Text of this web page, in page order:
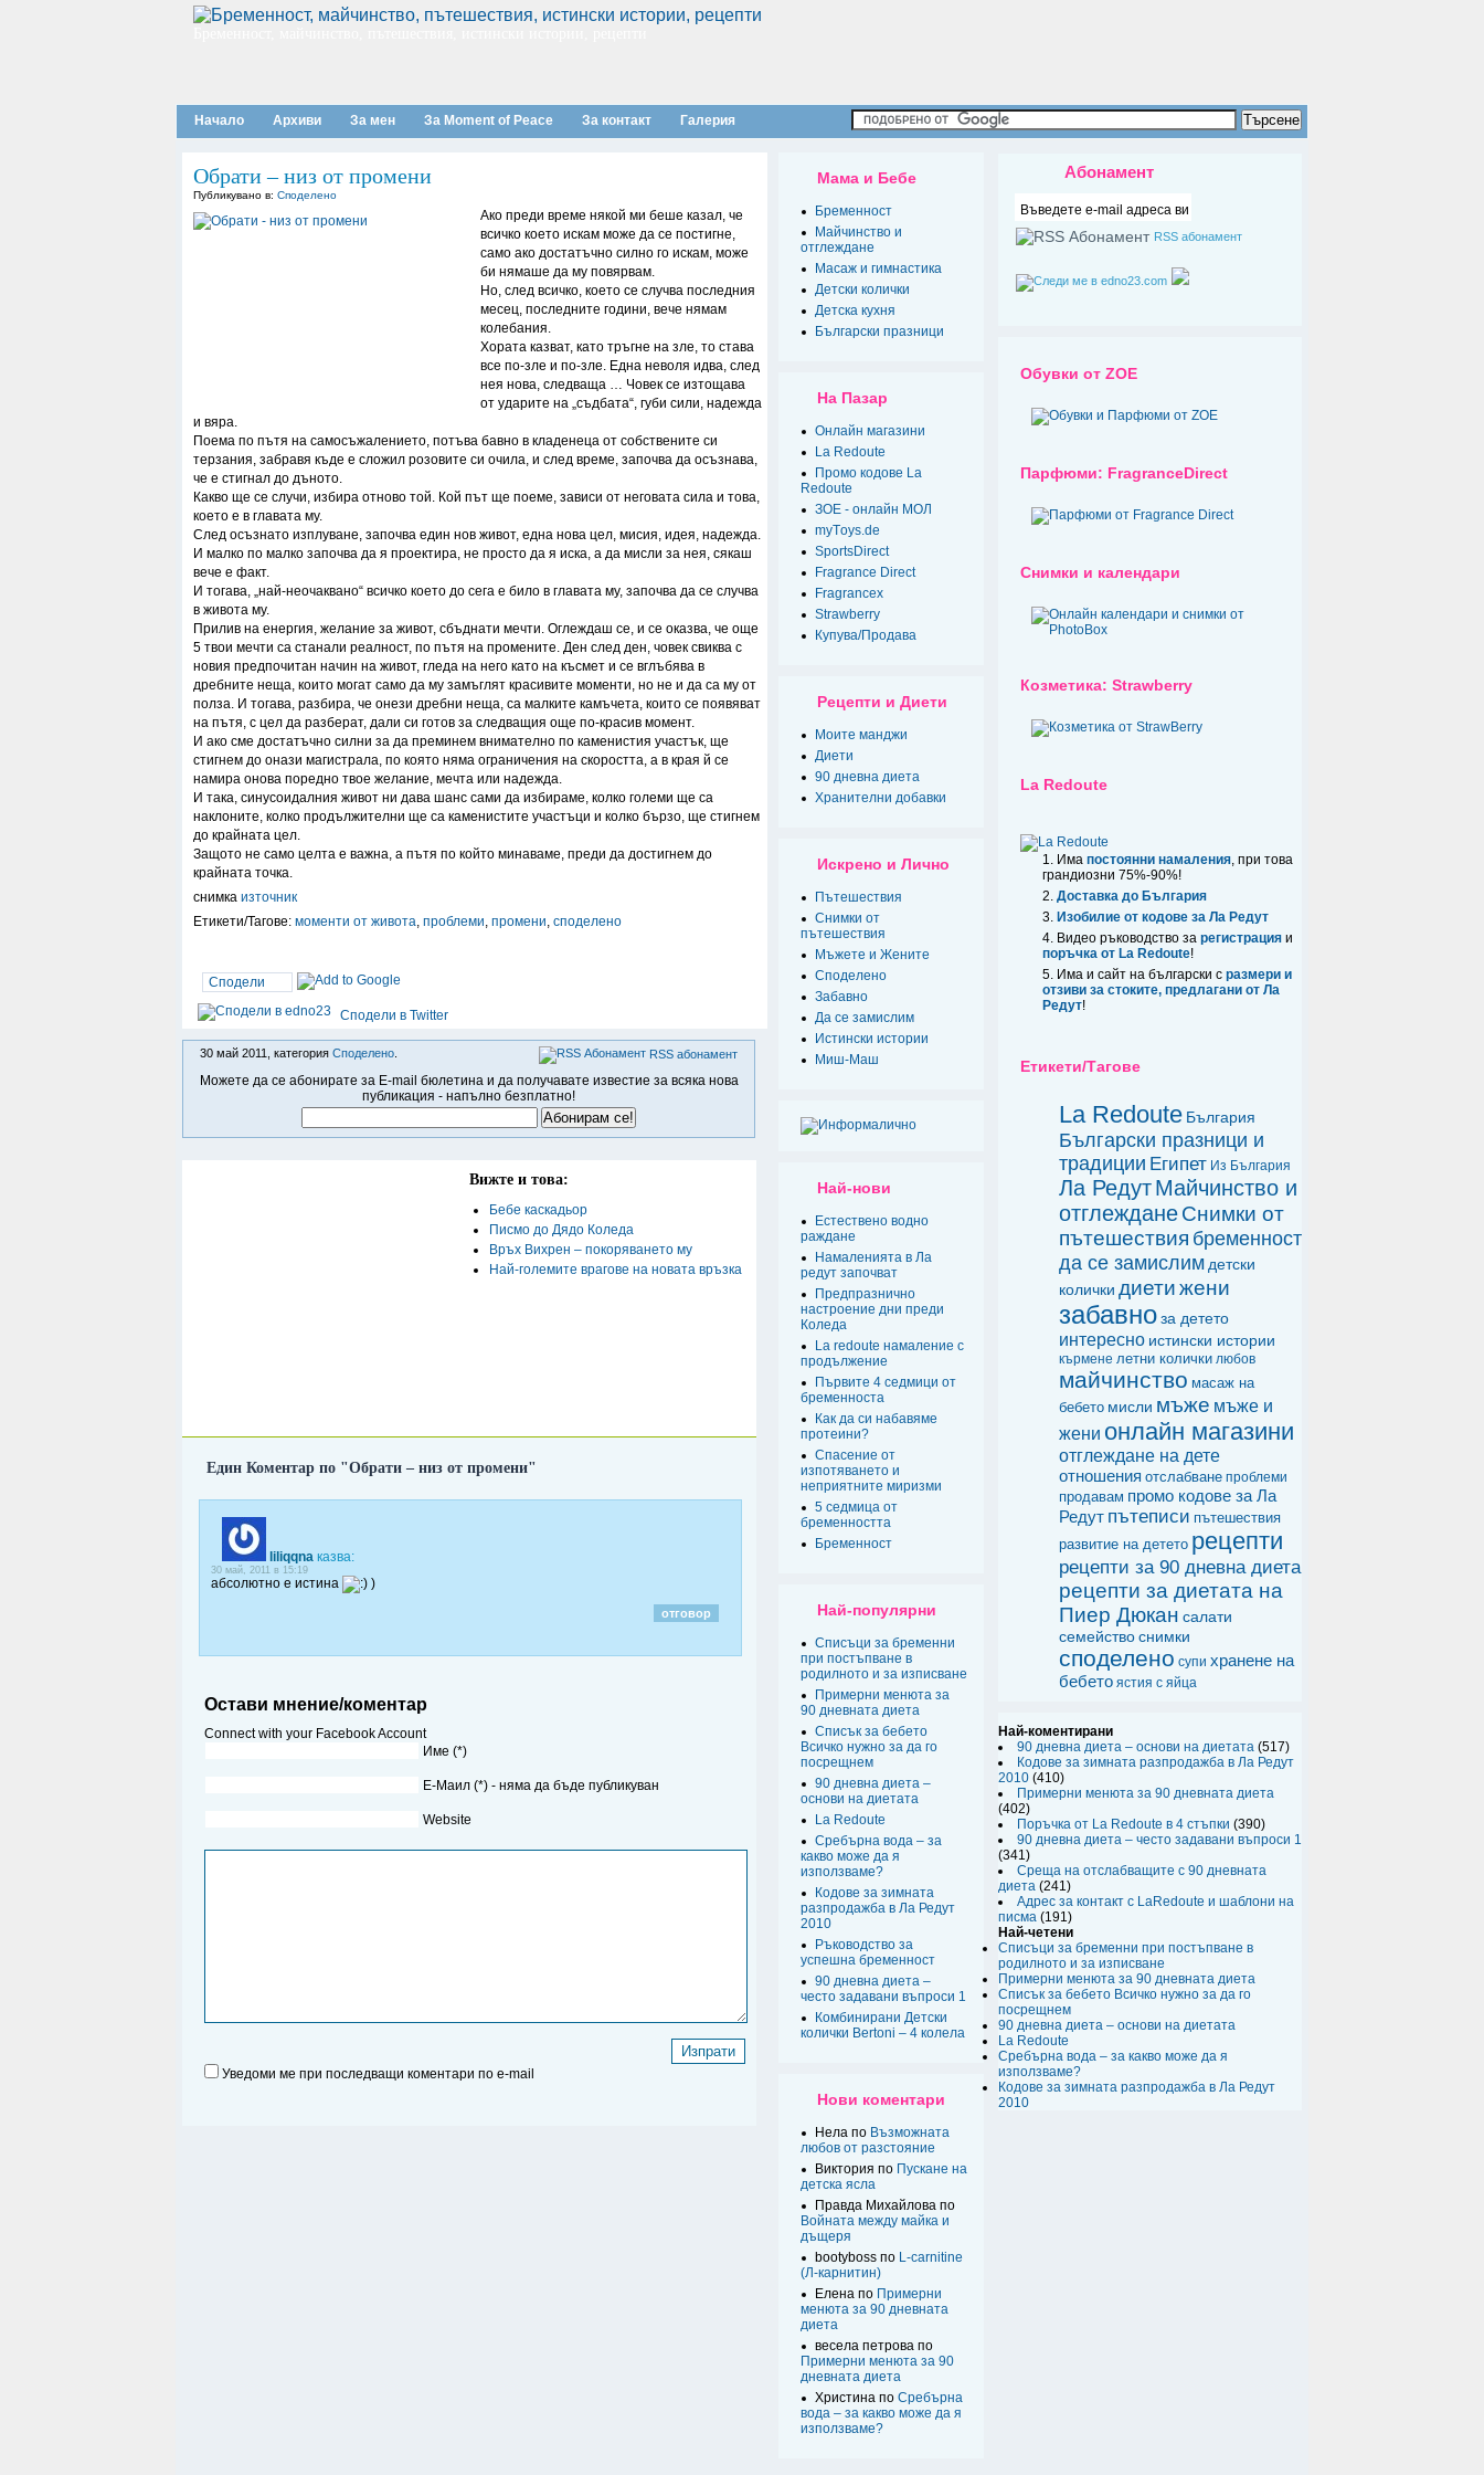
Начало Архиви За мен За Moment of Peace За контакт Галерия
Обрати – низ от промени
Публикувано в: Спoделено
Ако преди време някой ми беше казал, че
всичко което искам може да се постигне,
само ако достатъчно силно го искам, може
би нямаше да му повярвам.
Но, след всичко, което се случва последния
месец, последните години, вече нямам
колебания.
Хората казват, като тръгне на зле, то става
все по-зле и по-зле. Една неволя идва, след
нея нова, следваща … Човек се изтощава
от ударите на „съдбата“, губи сили, надежда
и вяра.
Поема по пътя на самосъжалението, потъва бавно в кладенеца от собствените си
терзания, забравя къде е сложил розовите си очила, и след време, започва да осъзнава,
че е стигнал до дъното.
Какво ще се случи, избира отново той. Кой път ще поеме, зависи от неговата сила и това,
което е в главата му.
След осъзнато изплуване, започва един нов живот, една нова цел, мисия, идея, надежда.
И малко по малко започва да я проектира, не просто да я иска, а да мисли за нея, сякаш
вече е факт.
И тогава, „най-неочаквано“ всичко което до сега е било в главата му, започва да се случва
в живота му.
Прилив на енергия, желание за живот, сбъднати мечти. Оглеждаш се, и се оказва, че още
5 твои мечти са станали реалност, по пътя на промените. Ден след ден, човек свиква с
новия предпочитан начин на живот, гледа на него като на късмет и се вглъбява в
дребните неща, които могат само да му замъглят красивите моменти, но не и да са му от
полза. И тогава, разбира, че онези дребни неща, са малките камъчета, които се появяват
на пътя, с цел да разберат, дали си готов за следващия още по-красив момент.
И ако сме достатъчно силни за да преминем внимателно по каменистия участък, ще
стигнем до онази магистрала, по която няма ограничения на скоростта, а в края й се
намира онова поредно твое желание, мечта или надежда.
И така, синусоидалния живот ни дава шанс сами да избираме, колко големи ще са
наклоните, колко продължителни ще са каменистите участъци и колко бързо, ще стигнем
до крайната цел.
Защото не само целта е важна, а пътя по който минаваме, преди да достигнем до
крайната точка.
снимка източник
Етикети/Тагове: моменти от живота, проблеми, промени, споделено
Сподели
Сподели в Twitter
30 май 2011, категория Спoделено RSS абонамент
Можете да се абонирате за E-mail бюлетина и да получавате известие за всяка нова
публикация - напълно безплатно!
Вижте и това:
Бебе каскадьор
Писмо до Дядо Коледа
Връх Вихрен – покоряването му
Най-големите врагове на новата връзка
Един Коментар по "Обрати – низ от промени"
liliqqna казва:
30 май, 2011 в 15:19
абсолютно е истина )
отговор
Остави мнение/коментар
Connect with your Facebook Account
Име (*)
Е-Маил (*) - няма да бъде публикуван
Website
Уведоми ме при последващи коментари по e-mail
Мама и Бебе
Бременност
Майчинство и
отглеждане
Масаж и гимнастика
Детски колички
Детска кухня
Български празници
На Пазар
Онлайн магазини
La Redoute
Промо кодове La
Redoute
ЗОЕ - онлайн МОЛ
myТoys.de
SportsDirect
Fragrance Direct
Fragrancex
Strawberry
Купува/Продава
Рецепти и Диети
Моите манджи
Диети
90 дневна диета
Хранителни добавки
Искрено и Лично
Пътешествия
Снимки от
пътешествия
Мъжете и Жените
Спoделено
Забавно
Да се замислим
Истински истории
Миш-Маш
Най-нови
Естествено водно
раждане
Намаленията в Ла
редут започват
Предпразнично
настроение дни преди
Коледа
La redoute намаление с
продължение
Първите 4 седмици от
бременноста
Как да си набавяме
протеини?
Спасение от
изпотяването и
неприятните миризми
5 седмица от
бременността
Бременност
Най-популярни
Списъци за бременни
при постъпване в
родилното и за изписване
Примерни менюта за
90 дневната диета
Списък за бебето
Всичко нужно за да го
посрещнем
90 дневна диета –
основи на диетата
La Redoute
Сребърна вода – за
какво може да я
използваме?
Кодове за зимната
разпродажба в Ла Редут
2010
Ръководство за
успешна бременност
90 дневна диета –
често задавани въпроси 1
Комбинирани Детски
колички Bertoni – 4 колела
Нови коментари
Нела по Възможната
любов от разстояние
Виктория по Пускане на
детска ясла
Правда Михайлова по
Войната между майка и
дъщеря
bootyboss по L-carnitine
(Л-карнитин)
Елена по Примерни
менюта за 90 дневната
диета
весела петрова по
Примерни менюта за 90
дневната диета
Христина по Сребърна
вода – за какво може да я
използваме?
Абонамент
RSS абонамент
Обувки от ZOE
Парфюми: FragranceDirect
Снимки и календари
Козметика: Strawberry
La Redoute
Има постоянни намаления, при това
грандиозни 75%-90%!
Доставка до България
Изобилие от кодове за Ла Редут
Видео ръководство за регистрация и
поръчка от La Redoute!
Има и сайт на български с размери и
отзиви за стоките, предлагани от Ла
Редут!
Етикети/Тагове
La Redoute България
Български празници и
традиции Египет Из България
Ла РедутМайчинство и
отглежданеСнимки от
пътешествия бременност
да се замислим детски
колички диетижени
забавно за детето
интересно истински истории
кърмене летни колички любов
майчинство масаж на
бебето мисли мъже мъже и
жени онлайн магазини
отглеждане на дете
отношения отслабване проблеми
продавам промо кодове за Ла
Редут пътеписи пътешествия
развитие на детето рецепти
рецепти за 90 дневна диета
рецепти за диетата на
Пиер Дюкан салати
семействоснимки
споделено супи хранене на
бебето ястия с яйца
Най-коментирани
90 дневна диета – основи на диетата (517)
Кодове за зимната разпродажба в Ла Редут
2010 (410)
Примерни менюта за 90 дневната диета
(402)
Поръчка от La Redoute в 4 стъпки (390)
90 дневна диета – често задавани въпроси 1
(341)
Среща на отслабващите с 90 дневната
диета (241)
Адрес за контакт с LaRedoute и шаблони на
писма (191)
Най-четени
Списъци за бременни при постъпване в
родилното и за изписване
Примерни менюта за 90 дневната диета
Списък за бебето Всичко нужно за да го
посрещнем
90 дневна диета – основи на диетата
La Redoute
Сребърна вода – за какво може да я
използваме?
Кодове за зимната разпродажба в Ла Редут
2010